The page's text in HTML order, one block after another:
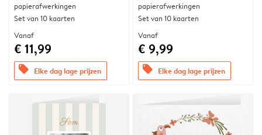
papierafwerkingen
Set van 10 kaarten
Vanaf
€ 11,99
offers Elke dag lage prijzen
papierafwerkingen
Set van 10 kaarten
Vanaf
€ 9,99
offers Elke dag lage prijzen